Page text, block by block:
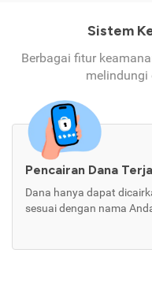
Sistem
Berbagai fitur
melindungi
Pencairan Dana
Dana hanya dapat
sesuai dengan nama